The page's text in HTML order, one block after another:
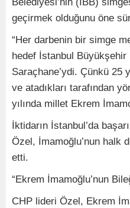
geçirmek olduğunu öne
“Her darbenin bir simge
hedef İstanbul Büyükşehir
Saraçhane’ydi. Çünkü 25
ve atadıkları tarafından
yılında millet Ekrem
İktidarın İstanbul’da
Özel, İmamoğlu’nun halk
etti.
“Ekrem İmamoğlu’nun
CHP lideri Özel, Ekrem